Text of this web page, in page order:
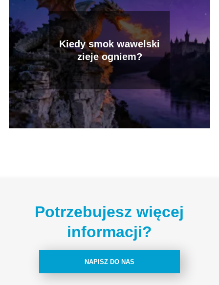
Kiedy smok wawelski
zieje ogniem?
Potrzebujesz więcej
informacji?
NAPISZ DO NAS